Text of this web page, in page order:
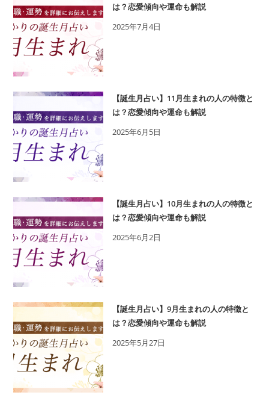
は？恋愛傾向や運命も解説
2025年7月4日
【誕生月占い】11月生まれの人の特徴と
は？恋愛傾向や運命も解説
2025年6月5日
【誕生月占い】10月生まれの人の特徴と
は？恋愛傾向や運命も解説
2025年6月2日
【誕生月占い】9月生まれの人の特徴と
は？恋愛傾向や運命も解説
2025年5月27日